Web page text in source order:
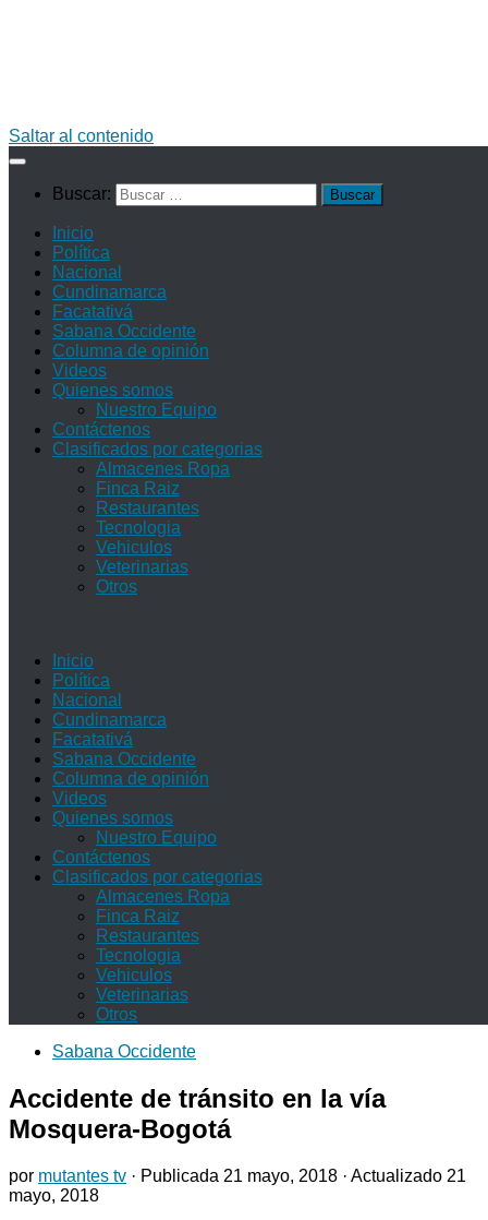
Saltar al contenido
Buscar:
Inicio
Política
Nacional
Cundinamarca
Facatativá
Sabana Occidente
Columna de opinión
Videos
Quienes somos
Nuestro Equipo
Contáctenos
Clasificados por categorias
Almacenes Ropa
Finca Raiz
Restaurantes
Tecnologia
Vehiculos
Veterinarias
Otros
Inicio
Política
Nacional
Cundinamarca
Facatativá
Sabana Occidente
Columna de opinión
Videos
Quienes somos
Nuestro Equipo
Contáctenos
Clasificados por categorias
Almacenes Ropa
Finca Raiz
Restaurantes
Tecnologia
Vehiculos
Veterinarias
Otros
Sabana Occidente
Accidente de tránsito en la vía
Mosquera-Bogotá
por mutantes tv · Publicada 21 mayo, 2018 · Actualizado 21
mayo, 2018